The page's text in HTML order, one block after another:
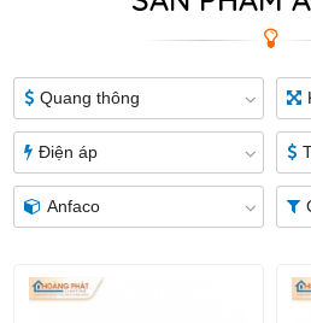
PHẨM
Quang thông
Điện áp
Anfaco